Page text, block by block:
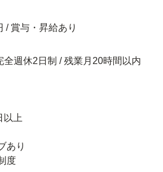
/ 賞与・昇給あり
全週休2日制 / 残業月20時間以内
以上
あり
度